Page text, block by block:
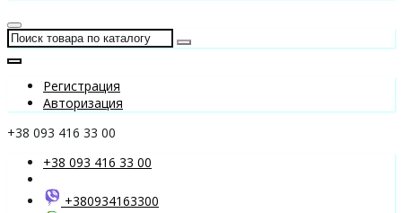
Регистрация
Авторизация
+38 093 416 33 00
+38 093 416 33 00
+380934163300